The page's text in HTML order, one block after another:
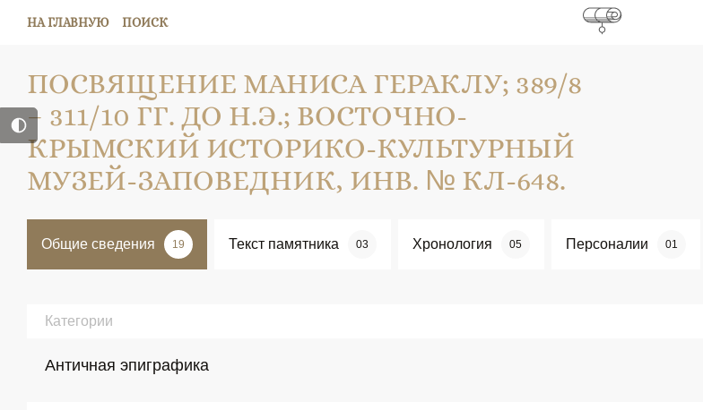
НА ГЛАВНУЮ ПОИСК
ПОСВЯЩЕНИЕ МАНИСА ГЕРАКЛУ; 389/8
– 311/10 ГГ. ДО Н.Э.; ВОСТОЧНО-
КРЫМСКИЙ ИСТОРИКО-КУЛЬТУРНЫЙ
МУЗЕЙ-ЗАПОВЕДНИК, ИНВ. № КЛ-648.
Общие сведения 19 Текст памятника 03 Хронология 05 Персоналии 01
Категории
Античная эпиграфика